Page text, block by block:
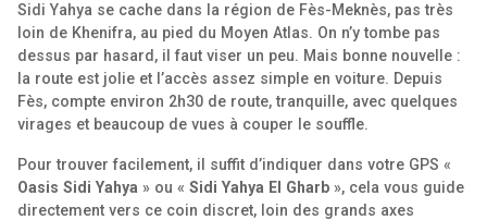
Sidi Yahya se cache dans la région de Fès-Meknès, pas très
loin de Khenifra, au pied du Moyen Atlas. On n’y tombe pas
dessus par hasard, il faut viser un peu. Mais bonne nouvelle :
la route est jolie et l’accès assez simple en voiture. Depuis
Fès, compte environ 2h30 de route, tranquille, avec quelques
virages et beaucoup de vues à couper le souffle.
Pour trouver facilement, il suffit d’indiquer dans votre GPS «
Oasis Sidi Yahya » ou « Sidi Yahya El Gharb », cela vous guide
directement vers ce coin discret, loin des grands axes